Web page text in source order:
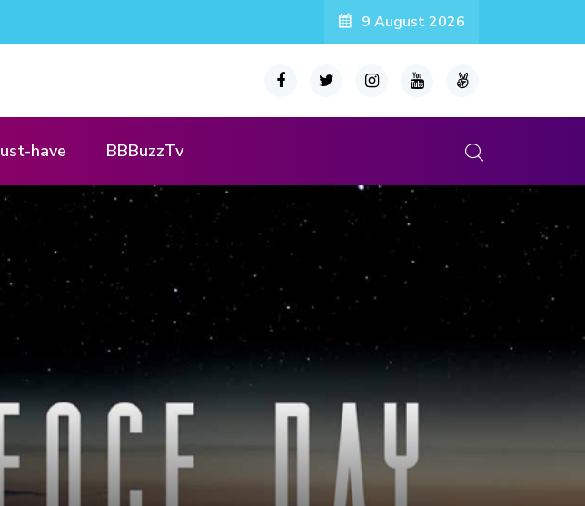
9 August 2026
have BBBuzzTv